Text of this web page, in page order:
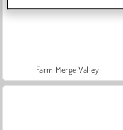
Farm Merge Valley